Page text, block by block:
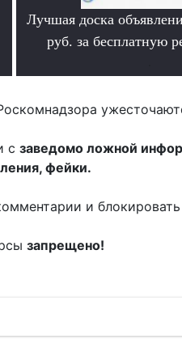
Лучшая доска
руб. за бесплатную
с заведомо ложной
фейки.
и
запрещено!